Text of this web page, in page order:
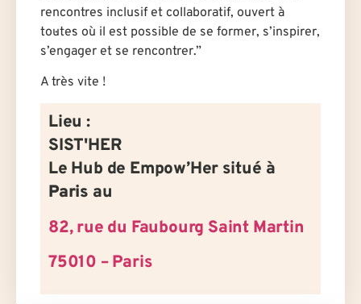
rencontres inclusif et collaboratif, ouvert à
tou·te·s où il est possible de se former, s’inspirer,
s’engager et se rencontrer.”
A très vite !
Lieu :
SIST'HER
Le Hub de Empow’Her situé à
Paris au
82, rue du Faubourg Saint Martin
75010 – Paris